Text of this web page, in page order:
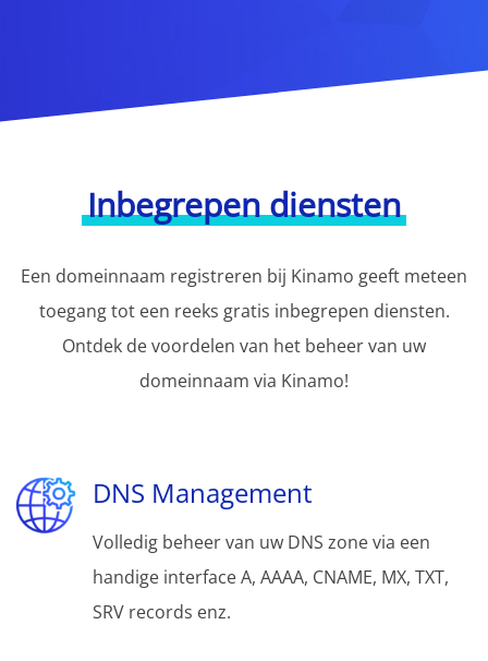
Inbegrepen diensten
Een domeinnaam registreren bij Kinamo geeft meteen
toegang tot een reeks gratis inbegrepen diensten.
Ontdek de voordelen van het beheer van uw
domeinnaam via Kinamo!
DNS Management
Volledig beheer van uw DNS zone via een
handige interface A, AAAA, CNAME, MX, TXT,
SRV records enz.